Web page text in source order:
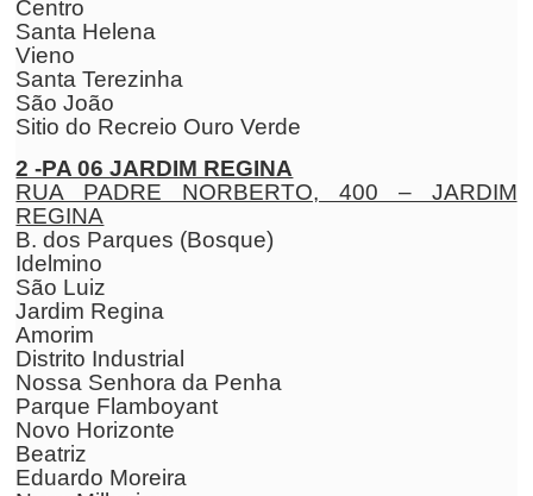
Centro
Santa Helena
Vieno
Santa Terezinha
São João
Sitio do Recreio Ouro Verde
2 -PA 06 JARDIM REGINA
RUA PADRE NORBERTO, 400 – JARDIM
REGINA
B. dos Parques (Bosque)
Idelmino
São Luiz
Jardim Regina
Amorim
Distrito Industrial
Nossa Senhora da Penha
Parque Flamboyant
Novo Horizonte
Beatriz
Eduardo Moreira